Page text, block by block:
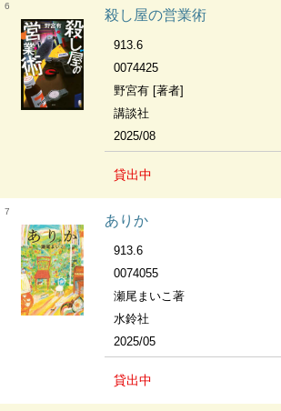
6
殺し屋の営業術
913.6
0074425
野宮有 [著者]
講談社
2025/08
貸出中
7
ありか
913.6
0074055
瀬尾まいこ著
水鈴社
2025/05
貸出中